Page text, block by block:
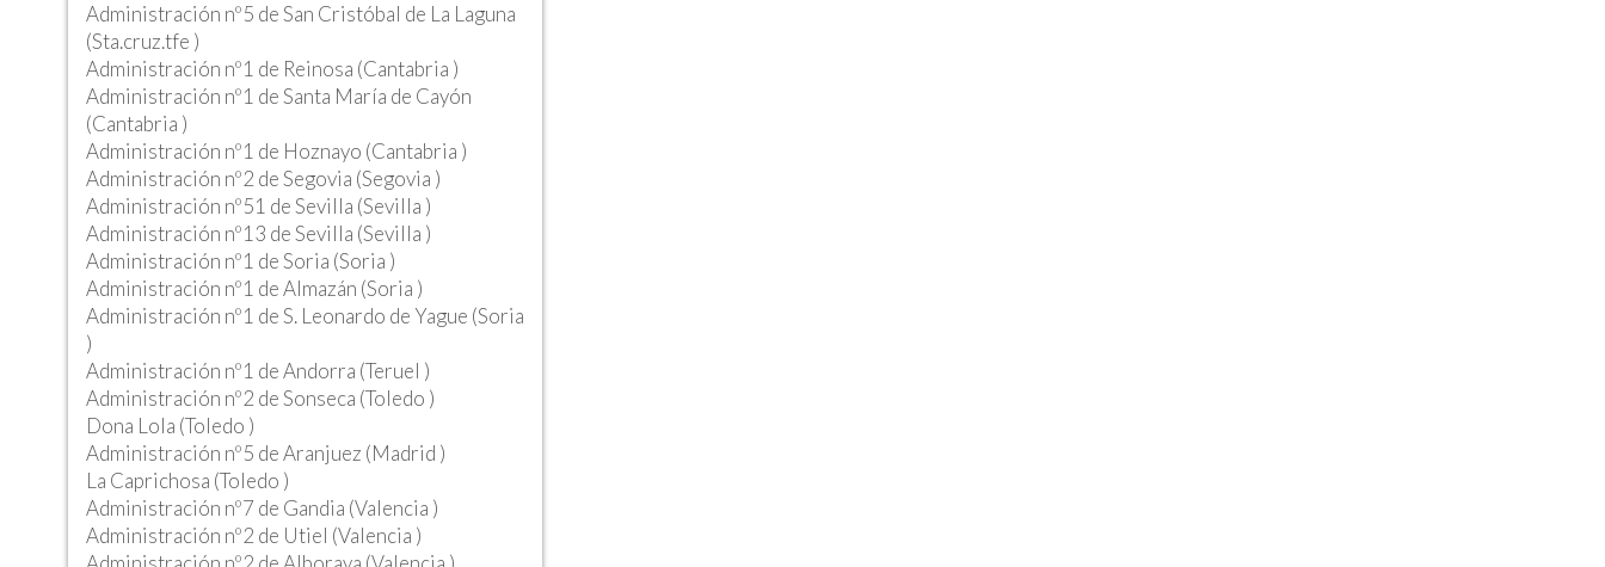
Administración nº5 de San Cristóbal de La Laguna
(Sta.cruz.tfe )
Administración nº1 de Reinosa (Cantabria )
Administración nº1 de Santa María de Cayón
(Cantabria )
Administración nº1 de Hoznayo (Cantabria )
Administración nº2 de Segovia (Segovia )
Administración nº51 de Sevilla (Sevilla )
Administración nº13 de Sevilla (Sevilla )
Administración nº1 de Soria (Soria )
Administración nº1 de Almazán (Soria )
Administración nº1 de S. Leonardo de Yague (Soria
)
Administración nº1 de Andorra (Teruel )
Administración nº2 de Sonseca (Toledo )
Dona Lola (Toledo )
Administración nº5 de Aranjuez (Madrid )
La Caprichosa (Toledo )
Administración nº7 de Gandia (Valencia )
Administración nº2 de Utiel (Valencia )